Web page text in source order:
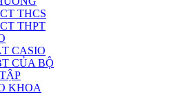
THCS
THPT
CASIO
CỦA BỘ
KHOA